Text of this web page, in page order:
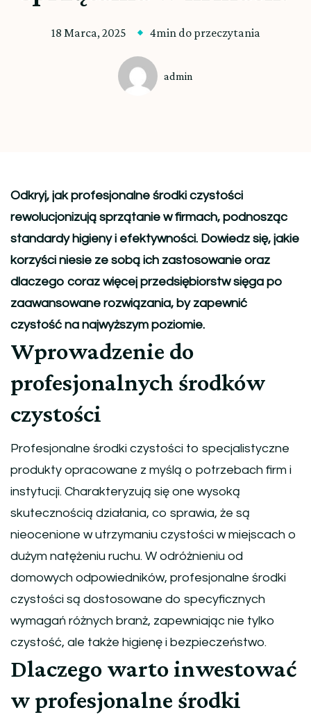
18 Marca, 2025 4min do przeczytania
admin
Odkryj, jak profesjonalne środki czystości
rewolucjonizują sprzątanie w firmach, podnosząc
standardy higieny i efektywności. Dowiedz się, jakie
korzyści niesie ze sobą ich zastosowanie oraz
dlaczego coraz więcej przedsiębiorstw sięga po
zaawansowane rozwiązania, by zapewnić
czystość na najwyższym poziomie.
Wprowadzenie do
profesjonalnych środków
czystości
Profesjonalne środki czystości to specjalistyczne
produkty opracowane z myślą o potrzebach firm i
instytucji. Charakteryzują się one wysoką
skutecznością działania, co sprawia, że są
nieocenione w utrzymaniu czystości w miejscach o
dużym natężeniu ruchu. W odróżnieniu od
domowych odpowiedników, profesjonalne środki
czystości są dostosowane do specyficznych
wymagań różnych branż, zapewniając nie tylko
czystość, ale także higienę i bezpieczeństwo.
Dlaczego warto inwestować
w profesjonalne środki